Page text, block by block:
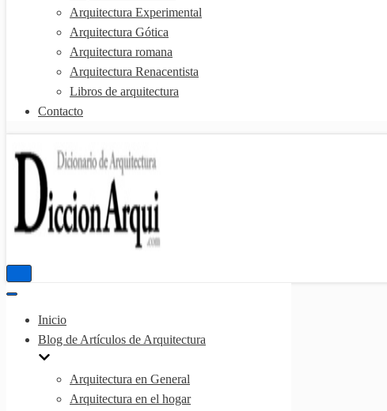
Arquitectura Experimental
Arquitectura Gótica
Arquitectura romana
Arquitectura Renacentista
Libros de arquitectura
Contacto
Menú
Menú
navegación
Inicio
Blog de Artículos de Arquitectura
Arquitectura en General
Arquitectura en el hogar